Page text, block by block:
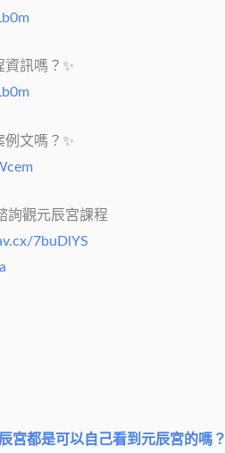
資訊嗎？✨
例文嗎？✨
詢觀元辰宮課程
7buDlYS
宮都是可以自己看到元辰宮的嗎？